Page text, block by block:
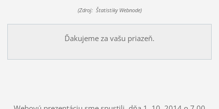
(Zdroj: Štatistiky Webnode)
Ďakujeme za vašu priazeň.